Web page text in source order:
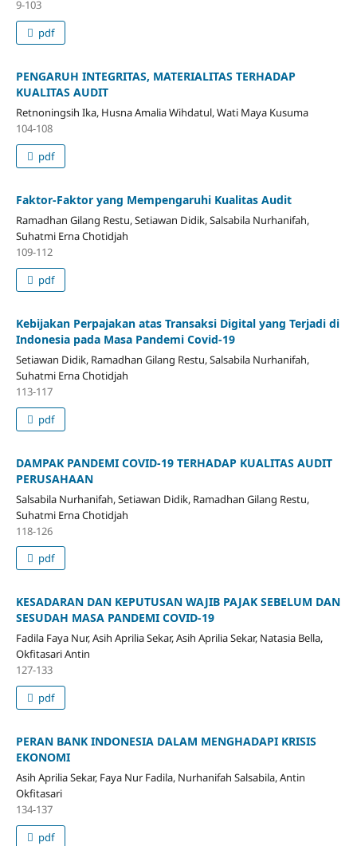
9-103
pdf
PENGARUH INTEGRITAS, MATERIALITAS TERHADAP
KUALITAS AUDIT
Retnoningsih Ika, Husna Amalia Wihdatul, Wati Maya Kusuma
104-108
pdf
Faktor-Faktor yang Mempengaruhi Kualitas Audit
Ramadhan Gilang Restu, Setiawan Didik, Salsabila Nurhanifah,
Suhatmi Erna Chotidjah
109-112
pdf
Kebijakan Perpajakan atas Transaksi Digital yang Terjadi di
Indonesia pada Masa Pandemi Covid-19
Setiawan Didik, Ramadhan Gilang Restu, Salsabila Nurhanifah,
Suhatmi Erna Chotidjah
113-117
pdf
DAMPAK PANDEMI COVID-19 TERHADAP KUALITAS AUDIT
PERUSAHAAN
Salsabila Nurhanifah, Setiawan Didik, Ramadhan Gilang Restu,
Suhatmi Erna Chotidjah
118-126
pdf
KESADARAN DAN KEPUTUSAN WAJIB PAJAK SEBELUM DAN
SESUDAH MASA PANDEMI COVID-19
Fadila Faya Nur, Asih Aprilia Sekar, Asih Aprilia Sekar, Natasia Bella,
Okfitasari Antin
127-133
pdf
PERAN BANK INDONESIA DALAM MENGHADAPI KRISIS
EKONOMI
Asih Aprilia Sekar, Faya Nur Fadila, Nurhanifah Salsabila, Antin
Okfitasari
134-137
pdf